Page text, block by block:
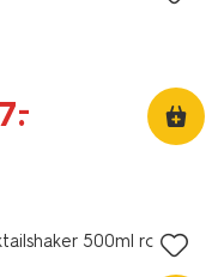
7.
–
500ml roze